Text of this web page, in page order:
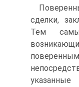
сделки,
Тем